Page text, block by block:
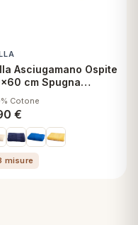
Asciugamano Ospite
cm Spugna
Cotone
€
misure